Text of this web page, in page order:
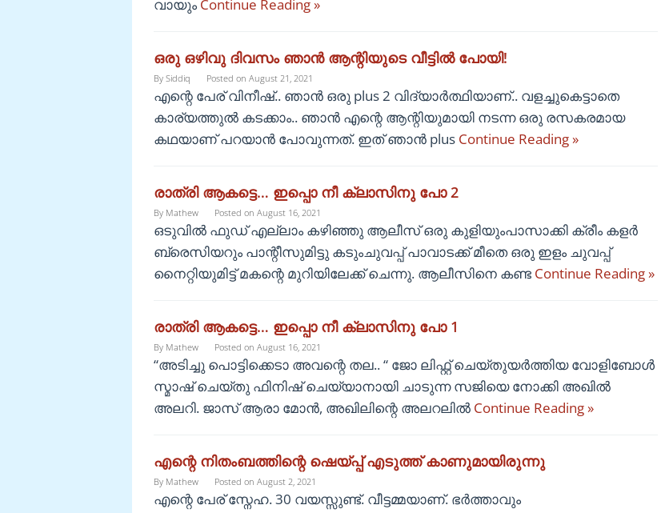
വായും Continue Reading »
ഒരു ഒഴിവു ദിവസം ഞാൻ ആന്റിയുടെ വീട്ടിൽ പോയി!
By Siddiq Posted on August 21, 2021
എന്റെ പേര് വിനീഷ്.. ഞാൻ ഒരു plus 2 വിദ്യാർത്ഥിയാണ്.. വളച്ചുകെട്ടാതെ
കാര്യത്തുൽ കടക്കാം.. ഞാൻ എന്റെ ആന്റിയുമായി നടന്ന ഒരു രസകരമായ
കഥയാണ് പറയാൻ പോവുന്നത്. ഇത് ഞാൻ plus Continue Reading »
രാത്രി ആകട്ടെ… ഇപ്പൊ നീ ക്ലാസിനു പോ 2
By Mathew Posted on August 16, 2021
ഒടുവിൽ ഫുഡ് എല്ലാം കഴിഞ്ഞു ആലീസ് ഒരു കുളിയുംപാസാക്കി ക്രീം കളർ
ബ്രെസിയറും പാന്റീസുമിട്ടു കടുംചുവപ്പ് പാവാടക്ക് മീതെ ഒരു ഇളം ചുവപ്പ്
നൈറ്റിയുമിട്ട് മകന്റെ മുറിയിലേക്ക് ചെന്നു. ആലീസിനെ കണ്ട Continue Reading »
രാത്രി ആകട്ടെ… ഇപ്പൊ നീ ക്ലാസിനു പോ 1
By Mathew Posted on August 16, 2021
“അടിച്ചു പൊട്ടിക്കെടാ അവന്റെ തല.. “ ജോ ലിഫ്റ്റ് ചെയ്തുയർത്തിയ വോളിബോൾ
സ്മാഷ് ചെയ്തു ഫിനിഷ് ചെയ്യാനായി ചാടുന്ന സജിയെ നോക്കി അഖിൽ
അലറി. ജാസ് ആരാ മോൻ, അഖിലിന്റെ അലറലിൽ Continue Reading »
എന്റെ നിതംബത്തിന്റെ ഷെയ്പ്പ് എടുത്ത് കാണുമായിരുന്നു
By Mathew Posted on August 2, 2021
എന്റെ പേര് സ്നേഹ. 30 വയസ്സുണ്ട്. വീട്ടമ്മയാണ്. ഭർത്താവും